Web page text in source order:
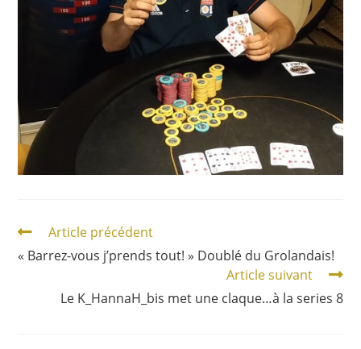
Article précédent
« Barrez-vous j’prends tout! » Doublé du Grolandais!
Article suivant
Le K_HannaH_bis met une claque…à la series 8